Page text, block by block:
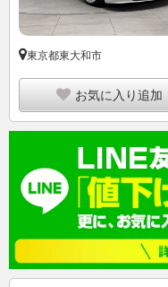
東京都東大和市
お気に入り追加